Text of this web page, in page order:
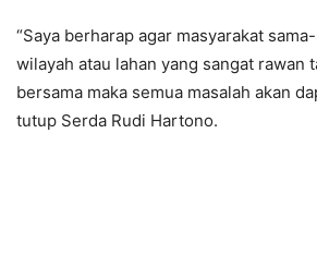
“Saya berharap agar masyarakat
wilayah atau lahan yang sangat rawan
bersama maka semua masalah akan
tutup Serda Rudi Hartono.